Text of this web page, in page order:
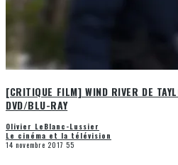
[CRITIQUE FILM] WIND RIVER DE
DVD/BLU-RAY
Olivier LeBlanc-Lussier
Le cinéma et la télévision
14 novembre 2017 55